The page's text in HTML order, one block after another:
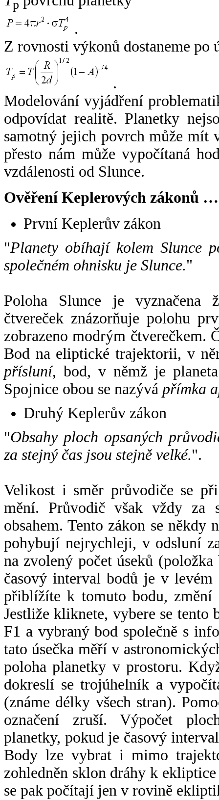
p
.
Z rovnosti výkonů dostaneme po
.
Modelování vyjádření
odpovídat realitě. Planetky
samotný jejich povrch může mít
přesto nám může vypočítaná
vzdálenosti od Slunce.
Ověření Keplerových zákonů …
První Keplerův zákon
"Planety obíhají kolem Slunce
společném ohnisku je Slunce."
Poloha Slunce je vyznačena
čtvereček znázorňuje polohu
zobrazeno modrým čtverečkem.
Bod na eliptické trajektorii, v
přísluní, bod, v němž je
Spojnice obou se nazývá přímka
Druhý Keplerův zákon
"Obsahy ploch opsaných
za stejný čas jsou stejně velké.".
Velikost i směr průvodiče se
mění. Průvodič však vždy za
obsahem. Tento zákon se někdy
pohybují nejrychleji, v odsluní
na zvolený počet úseků
časový interval bodů je v
přiblížíte k tomuto bodu,
Jestliže kliknete, vybere se tento
F1 a vybraný bod společně s
tato úsečka měří v
poloha planetky v prostoru.
dokreslí se trojúhelník a
(známe délky všech stran).
označení zruší. Výpočet
planetky, pokud je časový
Body lze vybrat i mimo
zohledněn sklon dráhy k
se pak počítají jen v rovině